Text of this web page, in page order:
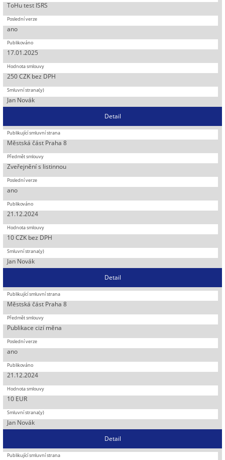
ToHu test ISRS
ano
17.01.2025
250 CZK bez DPH
Jan Novák
Detail
Městská část Praha 8
Zveřejnění s listinnou
ano
21.12.2024
10 CZK bez DPH
Jan Novák
Detail
Městská část Praha 8
Publikace cizí měna
ano
21.12.2024
10 EUR
Jan Novák
Detail